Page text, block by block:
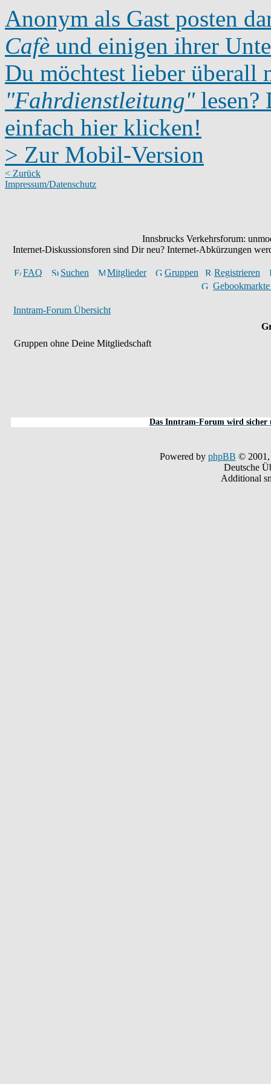
Anonym als Gast posten
Cafè und einigen ihrer
Du möchtest lieber überall
"Fahrdienstleitung"lesen?
einfach hier klicken!
> Zur Mobil-Version
< Zurück
Impressum/Datenschutz
Innsbrucks Verkehrsforum:
Internet-Diskussionsforen sind Dir neu? Internet-Abkürzungen
FAQ Suchen Mitglieder Gruppen
Registrieren
Inntram-Forum Übersicht
Gruppen ohne Deine Mitgliedschaft
Das Inntram-Forum wird sicher
Powered by phpBB © 2001,
Deutsche
Additional